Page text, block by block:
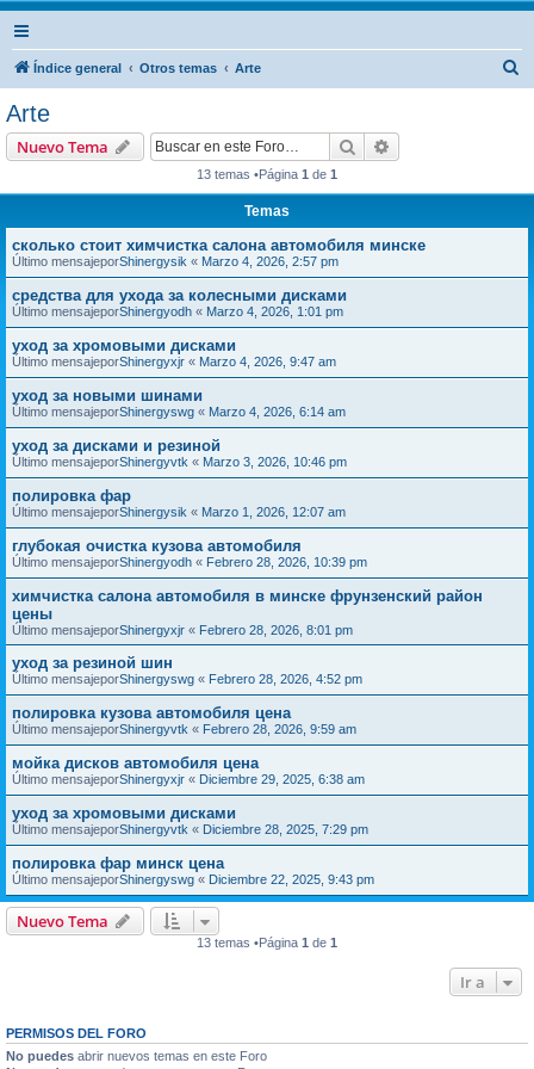
Índice general Otros temas Arte
Arte
Nuevo Tema Buscar
13 temas •Página 1 de 1
Temas
сколько стоит химчистка салона автомобиля минске
Último mensajeporShinergysik « Marzo 4, 2026, 2:57 pm
средства для ухода за колесными дисками
Último mensajeporShinergyodh « Marzo 4, 2026, 1:01 pm
уход за хромовыми дисками
Último mensajeporShinergyxjr « Marzo 4, 2026, 9:47 am
уход за новыми шинами
Último mensajeporShinergyswg « Marzo 4, 2026, 6:14 am
уход за дисками и резиной
Último mensajeporShinergyvtk « Marzo 3, 2026, 10:46 pm
полировка фар
Último mensajeporShinergysik « Marzo 1, 2026, 12:07 am
глубокая очистка кузова автомобиля
Último mensajeporShinergyodh « Febrero 28, 2026, 10:39 pm
химчистка салона автомобиля в минске фрунзенский район
цены
Último mensajeporShinergyxjr « Febrero 28, 2026, 8:01 pm
уход за резиной шин
Último mensajeporShinergyswg « Febrero 28, 2026, 4:52 pm
полировка кузова автомобиля цена
Último mensajeporShinergyvtk « Febrero 28, 2026, 9:59 am
мойка дисков автомобиля цена
Último mensajeporShinergyxjr « Diciembre 29, 2025, 6:38 am
уход за хромовыми дисками
Último mensajeporShinergyvtk « Diciembre 28, 2025, 7:29 pm
полировка фар минск цена
Último mensajeporShinergyswg « Diciembre 22, 2025, 9:43 pm
Nuevo Tema
13 temas •Página 1 de 1
Ir a
PERMISOS DEL FORO
No puedes abrir nuevos temas en este Foro